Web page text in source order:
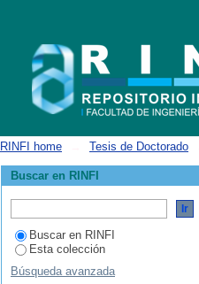
RINFI home Tesis de Doctorado
Buscar en RINFI
Buscar en RINFI
Esta colección
Búsqueda avanzada